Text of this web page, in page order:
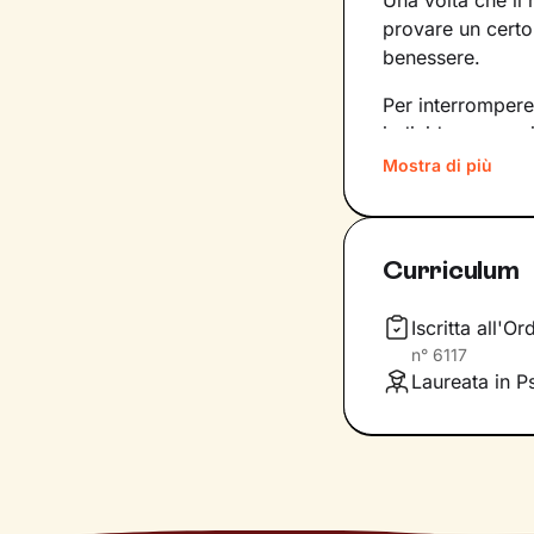
provare un
benessere.
Per
individuare
su di essi.
Il primo
condizionino le
poni.
Attraverso
ristrutturare
fianco per
Mostra di più
Curriculum
Iscritta
n° 6117
Laureata in